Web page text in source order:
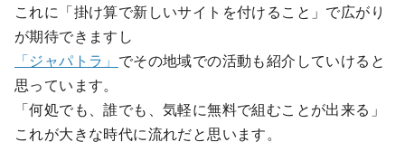
これに「掛け算で新しいサイトを付けること」で広がり
が期待できますし
「ジャパトラ」 でその地域での活動も紹介していけると
思っています。
「何処でも、誰でも、気軽に無料で組むことが出来る」
これが大きな時代に流れだと思います。